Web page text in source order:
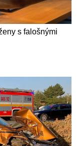
s falošnými